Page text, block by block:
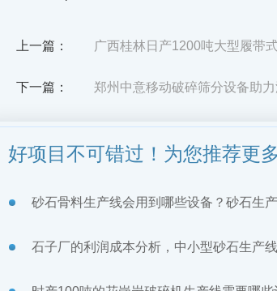
上一篇： 广西桂林日产1200吨大型履带
下一篇： 郑州中意移动破碎筛分设备助
好项目不可错过！为您推荐更
砂石骨料生产线会用到哪些设备？砂石生
石子厂的利润成本分析，中小型砂石生产